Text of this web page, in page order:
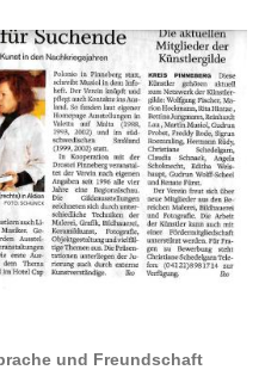
und Freundschaft